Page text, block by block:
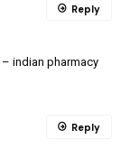
– indian pharmacy
Reply
Reply